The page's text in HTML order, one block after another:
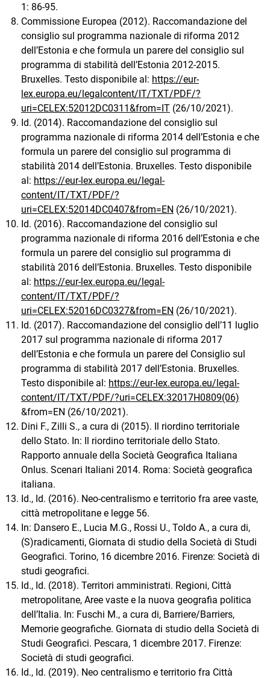
1: 86-95.
Commissione Europea (2012). Raccomandazione del
consiglio sul programma nazionale di riforma 2012
dell’Estonia e che formula un parere del consiglio sul
programma di stabilità dell’Estonia 2012-2015.
Bruxelles. Testo disponibile al: https://eur-
lex.europa.eu/legalcontent/IT/TXT/PDF/?
uri=CELEX:52012DC0311&from=IT (26/10/2021).
Id. (2014). Raccomandazione del consiglio sul
programma nazionale di riforma 2014 dell’Estonia e che
formula un parere del consiglio sul programma di
stabilità 2014 dell’Estonia. Bruxelles. Testo disponibile
al: https://eur-lex.europa.eu/legal-
content/IT/TXT/PDF/?
uri=CELEX:52014DC0407&from=EN (26/10/2021).
Id. (2016). Raccomandazione del consiglio sul
programma nazionale di riforma 2016 dell’Estonia e che
formula un parere del consiglio sul programma di
stabilità 2016 dell’Estonia. Bruxelles. Testo disponibile
al: https://eur-lex.europa.eu/legal-
content/IT/TXT/PDF/?
uri=CELEX:52016DC0327&from=EN (26/10/2021).
Id. (2017). Raccomandazione del consiglio dell’11 luglio
2017 sul programma nazionale di riforma 2017
dell’Estonia e che formula un parere del Consiglio sul
programma di stabilità 2017 dell’Estonia. Bruxelles.
Testo disponibile al: https://eur-lex.europa.eu/legal-
content/IT/TXT/PDF/?uri=CELEX:32017H0809(06)
&from=EN (26/10/2021).
Dini F., Zilli S., a cura di (2015). Il riordino territoriale
dello Stato. In: Il riordino territoriale dello Stato.
Rapporto annuale della Società Geografica Italiana
Onlus. Scenari Italiani 2014. Roma: Società geografica
italiana.
Id., Id. (2016). Neo-centralismo e territorio fra aree vaste,
città metropolitane e legge 56.
In: Dansero E., Lucia M.G., Rossi U., Toldo A., a cura di,
(S)radicamenti, Giornata di studio della Società di Studi
Geografici. Torino, 16 dicembre 2016. Firenze: Società di
studi geografici.
Id., Id. (2018). Territori amministrati. Regioni, Città
metropolitane, Aree vaste e la nuova geografia politica
dell’Italia. In: Fuschi M., a cura di, Barriere/Barriers,
Memorie geografiche. Giornata di studio della Società di
Studi Geografici. Pescara, 1 dicembre 2017. Firenze:
Società di studi geografici.
Id., Id. (2019). Neo centralismo e territorio fra Città